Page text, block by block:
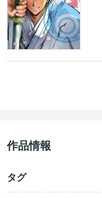
作品情報
タグ